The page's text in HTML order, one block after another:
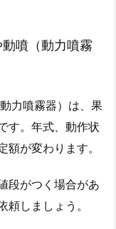
噴（動力噴霧
力噴霧器）は、果
す。年式、動作状
が変わります。
段がつく場合があ
しましょう。